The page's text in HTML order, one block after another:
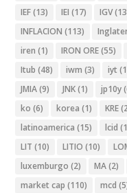
IEF(13) IEI (17) IGV
INFLACION (113)
iren (1) IRON ORE(55)
Itub (48) iwm (3) iyt
JMIA(9) JNK(1) jp10y
ko (6) korea (1) KRE
latinoamerica (15) lcid
LIT (10) LITIO (10)
luxemburgo (2) MA(2)
market cap (110) mcd